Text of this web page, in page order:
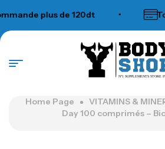
plus de 120dt
N°1 SUPPLEMENTS STORE
Home Page VITAMINS &
Day 100 comprimés –